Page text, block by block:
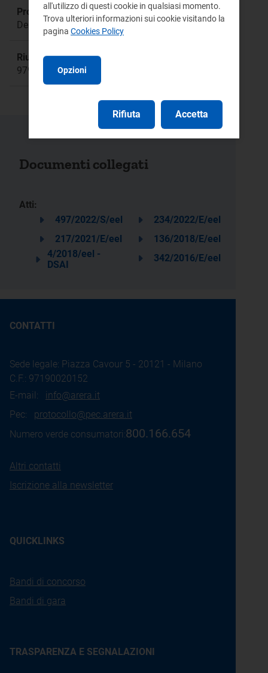
Procedimento:
Delibera 342/2016/E/eel
Riunione:
979
Documenti collegati
Atti:
497/2022/S/eel
234/2022/E/eel
217/2021/E/eel
136/2018/E/eel
4/2018/eel -
DSAI
342/2016/E/eel
CONTATTI
Sede legale: Piazza Cavour 5 - 20121 - Milano
C.F.: 97190020152
E-mail: info@arera.it
Pec: protocollo@pec.arera.it
Numero verde consumatori:800.166.654
Altri contatti
Iscrizione alla newsletter
QUICKLINKS
Bandi di concorso
Bandi di gara
TRASPARENZA E SEGNALAZIONI
all'utilizzo di questi cookie in qualsiasi momento.
Trova ulteriori informazioni sui cookie visitando la
pagina Cookies Policy
Opzioni
Rifiuta Accetta